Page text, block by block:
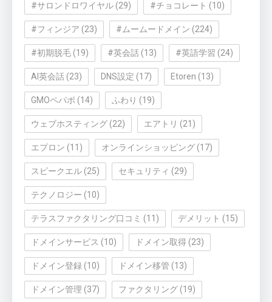
#サロンドロワイヤル (29) #チョコレート (10)
#フィンジア (23) #ムームードメイン (224)
#初期脱毛 (19) #英会話 (13) #英語学習 (24)
AI英会話 (23) DNS設定 (17) Etoren (13)
GMOペパボ (14) ふわり (19)
ウェブホスティング (22) エアトリ (21)
エプロン (11) オンラインショッピング (17)
スピークエル (25) セキュリティ (29)
テクノロジー (10)
テラスファクタリング口コミ (11) デメリット (15)
ドメインサービス (10) ドメイン取得 (23)
ドメイン登録 (10) ドメイン移管 (13)
ドメイン管理 (37) ファクタリング (19)